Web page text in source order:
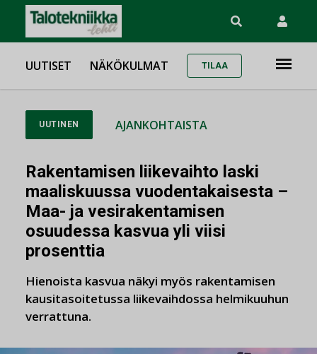
UUTISET NÄKÖKULMAT TILAA
UUTINEN AJANKOHTAISTA
Rakentamisen liikevaihto laski
maaliskuussa vuodentakaisesta –
Maa- ja vesirakentamisen
osuudessa kasvua yli viisi
prosenttia
Hienoista kasvua näkyi myös rakentamisen
kausitasoitetussa liikevaihdossa helmikuuhun
verrattuna.